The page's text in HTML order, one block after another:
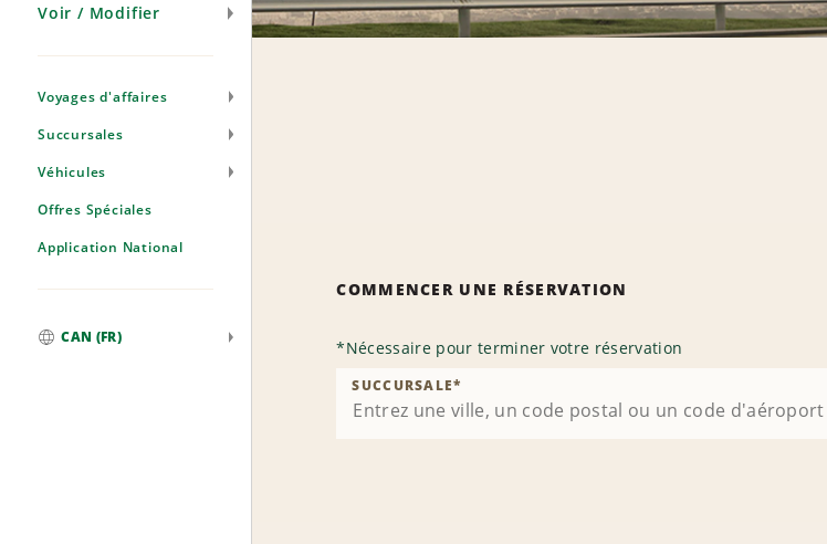
Voir / Modifier
Voyages d'affaires
Succursales
Véhicules
Offres Spéciales
Application National
CAN (FR)
COMMENCER UNE RÉSERVATION
*Nécessaire pour terminer votre réservation
SUCCURSALE*